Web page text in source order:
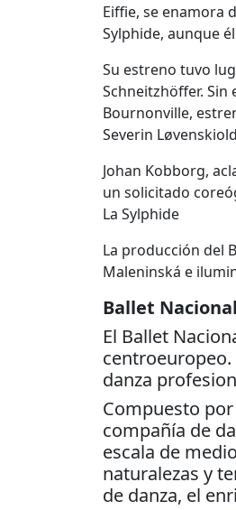
Eiffie, se enamora
Sylphide, aunque
Su estreno tuvo
Schneitzhöffer.
Bournonville,
Severin
Johan Kobborg,
un solicitado
La Sylphide
La producción del
Maleninská e
Ballet
El Ballet
danza
Compuesto
compañía de
escala de
naturalezas y
de danza, el